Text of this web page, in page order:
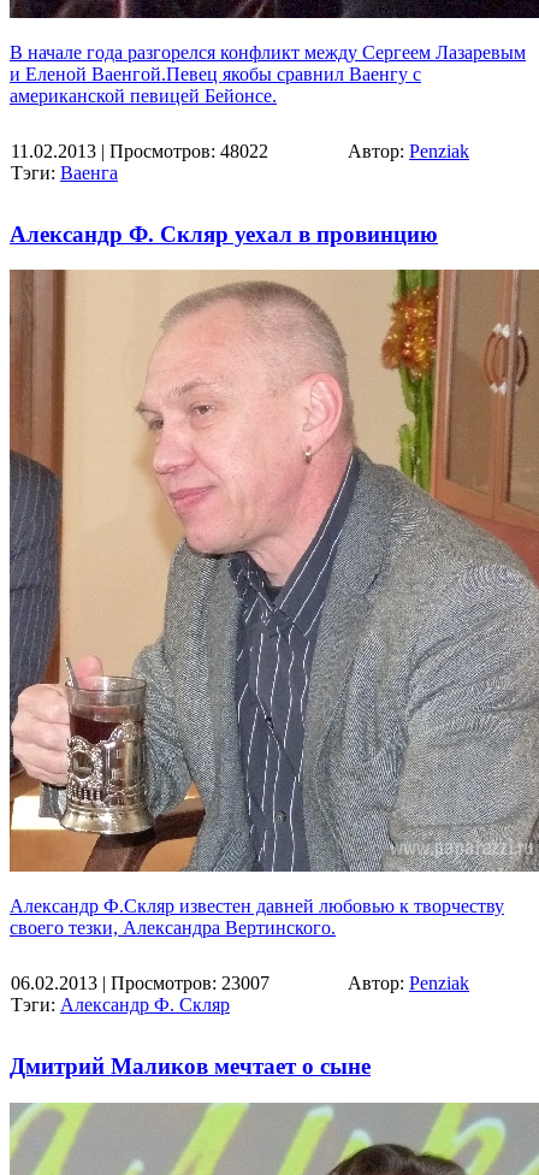
В начале года разгорелся конфликт между Сергеем Лазаревым
и Еленой Ваенгой.Певец якобы сравнил Ваенгу с
американской певицей Бейонсе.
11.02.2013 | Просмотров: 48022
Тэги: Ваенга
Автор: Penziak
Александр Ф. Скляр уехал в провинцию
Александр Ф.Скляр известен давней любовью к творчеству
своего тезки, Александра Вертинского.
06.02.2013 | Просмотров: 23007
Тэги: Александр Ф. Скляр
Автор: Penziak
Дмитрий Маликов мечтает о сыне